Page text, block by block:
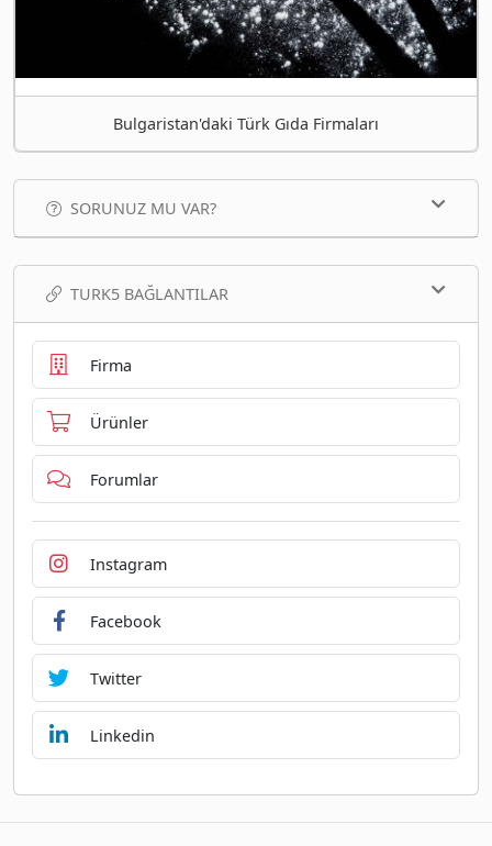
Bulgaristan'daki Türk Gıda Firmaları
SORUNUZ MU VAR?
TURK5 BAĞLANTILAR
Firma
Ürünler
Forumlar
Instagram
Facebook
Twitter
Linkedin